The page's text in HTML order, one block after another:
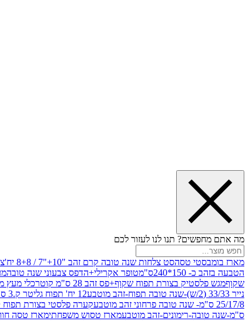
מה אתם מחפשים? תנו לנו לעזור לכם
מארז בומבסטי טסהסט צלחות שנה טובה קרם זהב "10+"7 / 8+8 יח'
הטבעה בזהב כ- 150*240ס"מ
טופר אקרילי+הדפס צבעוני שנה טובה
שקוףמגש פלסטיק בצורת תפוח שקוף+פס זהב 28 ס"מ קוטר כלי מעץ מלבני 20*20 *6 +גב בצורת
נייר 33/33 (2/ש)-שנה טובה תפוח-זהב מוטבע
12 יח' תפוח גליטר ק.3 ס"מ-אדום
25/17/8 ס"מ- שנה טובה פרחוני זהב מוטבע
קערה פלסטי בצורת תפוח ק.22 ג.7
ס"מ-שנה טובה-רימונים-זהב מוטבעמארז טסוש משפחתימארז טסה